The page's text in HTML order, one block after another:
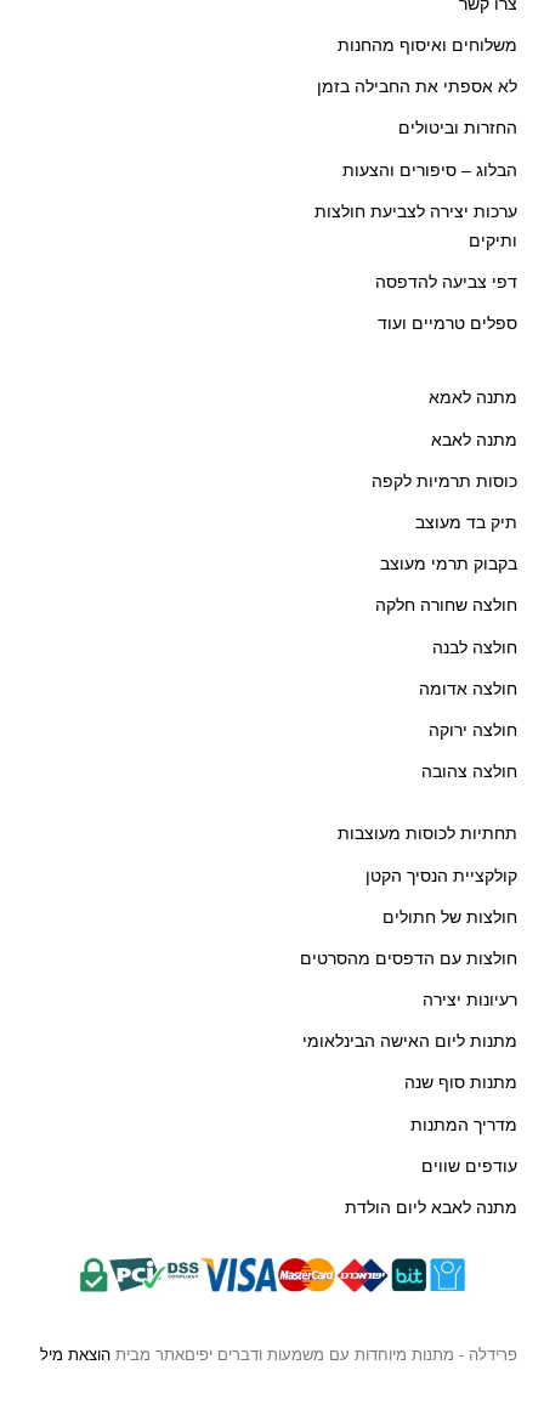
צרו קשר
משלוחים ואיסוף מהחנות
לא אספתי את החבילה בזמן
החזרות וביטולים
הבלוג – סיפורים והצעות
ערכות יצירה לצביעת חולצות
ותיקים
דפי צביעה להדפסה
ספלים טרמיים ועוד
מתנה לאמא
מתנה לאבא
כוסות תרמיות לקפה
תיק בד מעוצב
בקבוק תרמי מעוצב
חולצה שחורה חלקה
חולצה לבנה
חולצה אדומה
חולצה ירוקה
חולצה צהובה
תחתיות לכוסות מעוצבות
קולקציית הנסיך הקטן
חולצות של חתולים
חולצות עם הדפסים מהסרטים
רעיונות יצירה
מתנות ליום האישה הבינלאומי
מתנות סוף שנה
מדריך המתנות
עודפים שווים
מתנה לאבא ליום הולדת
פרידלה - מתנות מיוחדות עם משמעות ודברים יפיםאתר מביתהוצאת מיל